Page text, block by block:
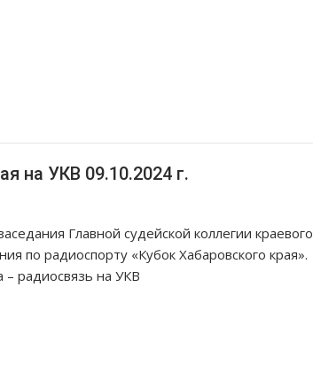
на УКВ 09.10.2024 г.
Главной судейской коллегии краевого
по радиоспорту «Кубок Хабаровского края».
– радиосвязь на УКВ